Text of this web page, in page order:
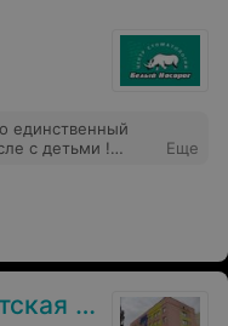
единственный
с детьми !
Еще